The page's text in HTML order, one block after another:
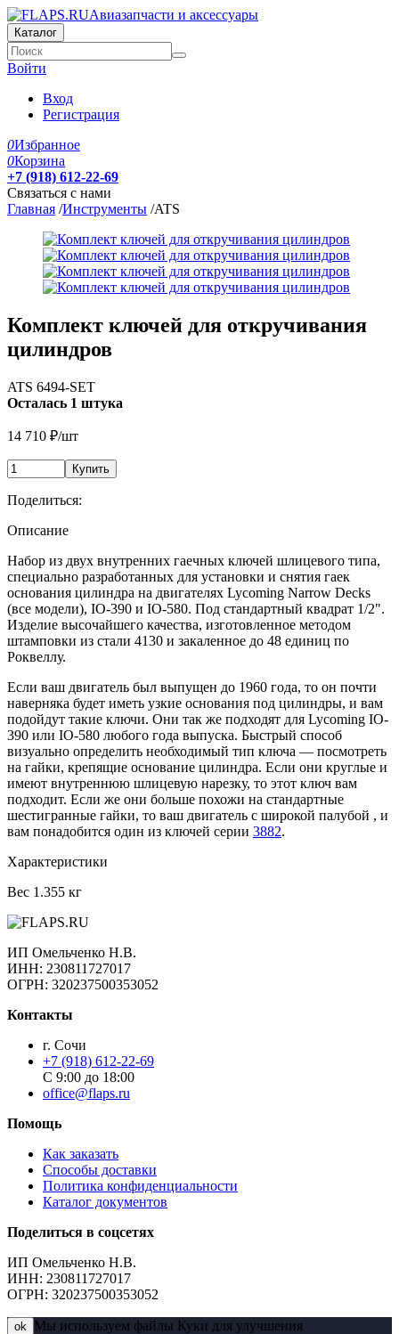
Авиазапчасти и аксессуары
Каталог
Войти
Вход
Регистрация
0Избранное
0Корзина
+7 (918) 612-22-69
Связаться с нами
Главная /Инструменты /ATS
Комплект ключей для откручивания
цилиндров
ATS 6494-SET
Осталась 1 штука
14 710 ₽/шт
Купить
Поделиться:
Описание
Набор из двух внутренних гаечных ключей шлицевого типа,
специально разработанных для установки и снятия гаек
основания цилиндра на двигателях Lycoming Narrow Decks
(все модели), IO-390 и IO-580. Под стандартный квадрат 1/2".
Изделие высочайшего качества, изготовленное методом
штамповки из стали 4130 и закаленное до 48 единиц по
Роквеллу.
Если ваш двигатель был выпущен до 1960 года, то он почти
наверняка будет иметь узкие основания под цилиндры, и вам
подойдут такие ключи. Они так же подходят для Lycoming IO-
390 или IO-580 любого года выпуска. Быстрый способ
визуально определить необходимый тип ключа — посмотреть
на гайки, крепящие основание цилиндра. Если они круглые и
имеют внутреннюю шлицевую нарезку, то этот ключ вам
подходит. Если же они больше похожи на стандартные
шестигранные гайки, то ваш двигатель с широкой палубой , и
вам понадобится один из ключей серии 3882.
Характеристики
Вес 1.355 кг
ИП Омельченко Н.В.
ИНН: 230811727017
ОГРН: 320237500353052
Контакты
г. Сочи
+7 (918) 612-22-69
С 9:00 до 18:00
office@flaps.ru
Помощь
Как заказать
Способы доставки
Политика конфиденциальности
Каталог документов
Поделиться в соцсетях
ИП Омельченко Н.В.
ИНН: 230811727017
ОГРН: 320237500353052
ok
Мы используем файлы Куки для улучшения